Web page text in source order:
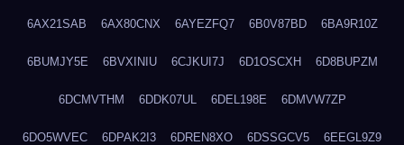
6AX21SAB 6AX80CNX 6AYEZFQ7 6B0V87BD 6BA9R10Z
6BUMJY5E 6BVXINIU 6CJKUI7J 6D1OSCXH 6D8BUPZM
6DCMVTHM 6DDK07UL 6DEL198E 6DMVW7ZP
6DO5WVEC 6DPAK2I3 6DREN8XO 6DSSGCV5 6EEGL9Z9